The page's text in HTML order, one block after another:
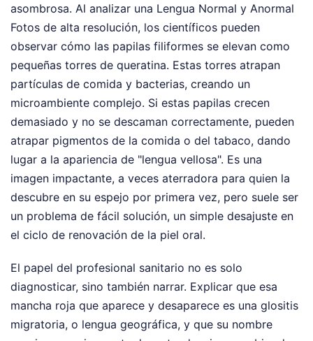
asombrosa. Al analizar una Lengua Normal y Anormal
Fotos de alta resolución, los científicos pueden
observar cómo las papilas filiformes se elevan como
pequeñas torres de queratina. Estas torres atrapan
partículas de comida y bacterias, creando un
microambiente complejo. Si estas papilas crecen
demasiado y no se descaman correctamente, pueden
atrapar pigmentos de la comida o del tabaco, dando
lugar a la apariencia de "lengua vellosa". Es una
imagen impactante, a veces aterradora para quien la
descubre en su espejo por primera vez, pero suele ser
un problema de fácil solución, un simple desajuste en
el ciclo de renovación de la piel oral.
El papel del profesional sanitario no es solo
diagnosticar, sino también narrar. Explicar que esa
mancha roja que aparece y desaparece es una glositis
migratoria, o lengua geográfica, y que su nombre